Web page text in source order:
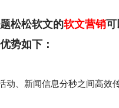
松松软文的软文营销可
势如下：
动、新闻信息分秒之间高效